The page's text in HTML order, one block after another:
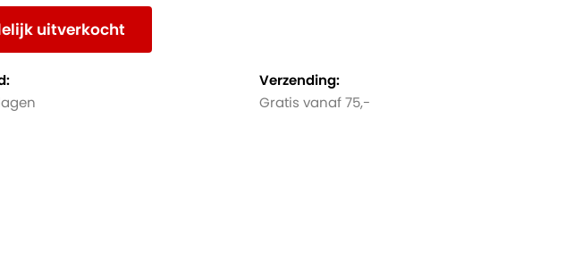
uitverkocht
Verzending:
Gratis vanaf 75,-